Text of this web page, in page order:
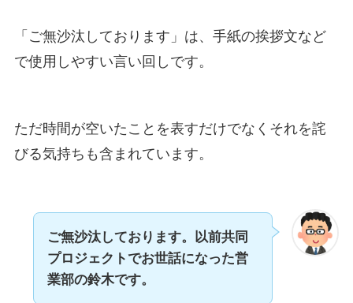
「ご無沙汰しております」は、手紙の挨拶文など
で使用しやすい言い回しです。
ただ時間が空いたことを表すだけでなくそれを詫
びる気持ちも含まれています。
ご無沙汰しております。 以前共同
プロジェクトでお世話になった営
業部の鈴木です。